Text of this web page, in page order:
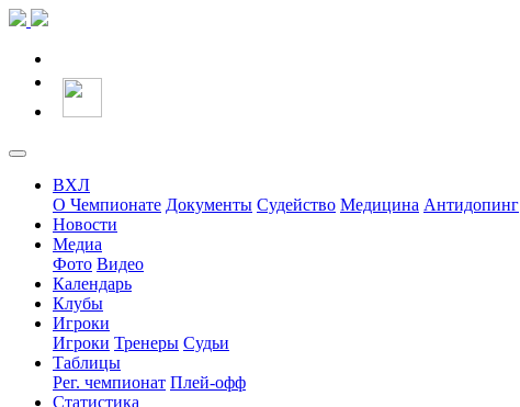
ВХЛ
О Чемпионате Документы Судейство Медицина Антидопинг
Новости
Медиа
Фото Видео
Календарь
Клубы
Игроки
Игроки Тренеры Судьи
Таблицы
Рег. чемпионат Плей-офф
Статистика